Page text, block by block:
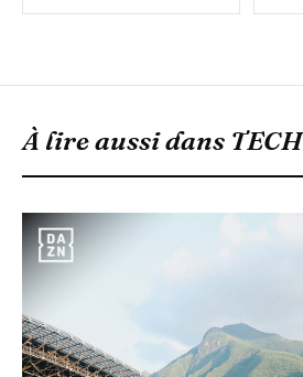
À lire aussi dans TECH